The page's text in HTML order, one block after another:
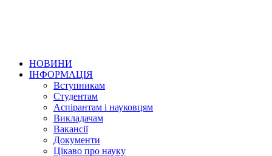
НОВИНИ
ІНФОРМАЦІЯ
Вступникам
Студентам
Аспірантам і науковцям
Викладачам
Вакансії
Документи
Цікаво про науку